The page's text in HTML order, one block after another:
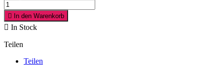
 In den Warenkorb
 In Stock
Teilen
Teilen